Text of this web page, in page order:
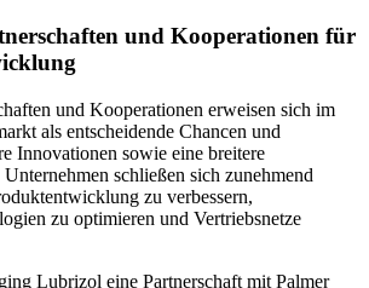
und Kooperationen für
und Kooperationen erweisen sich im
als entscheidende Chancen und
Innovationen sowie eine breitere
schließen sich zunehmend
zu verbessern,
zu optimieren und Vertriebsnetze
Lubrizol eine Partnerschaft mit Palmer